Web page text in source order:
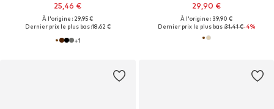
25,46 €
À l'origine : 29,95 €
Dernier prix le plus bas :18,62 €
+1
29,90 €
À l'origine : 39,90 €
Dernier prix le plus bas :31,41 €-4%